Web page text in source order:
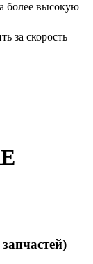
более высокую
за скорость